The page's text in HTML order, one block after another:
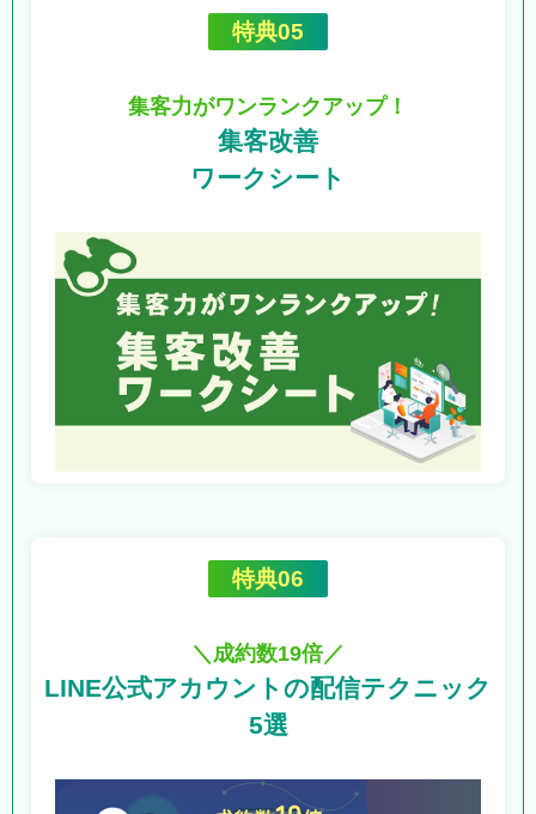
特典05
集客力がワンランクアップ！
集客改善
ワークシート
特典06
＼成約数19倍／
LINE公式アカウントの配信テクニック
5選